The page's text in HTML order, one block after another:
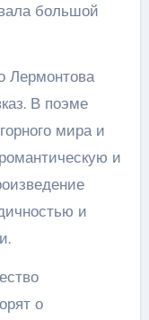
большой
Лермонтова
В поэме
мира и
и
и
о